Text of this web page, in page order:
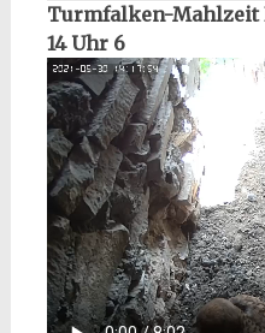
Turmfalken-Mahlzeit
14 Uhr 6